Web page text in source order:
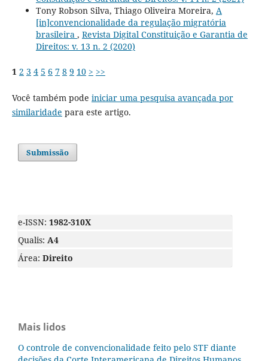
Tony Robson Silva, Thiago Oliveira Moreira, A
[in]convencionalidade da regulação migratória
brasileira , Revista Digital Constituição e Garantia de
Direitos: v. 13 n. 2 (2020)
1 2 3 4 5 6 7 8 9 10 > >>
Você também pode iniciar uma pesquisa avançada por
similaridade para este artigo.
Submissão
e-ISSN: 1982-310X
Qualis: A4
Área: Direito
Mais lidos
O controle de convencionalidade feito pelo STF diante